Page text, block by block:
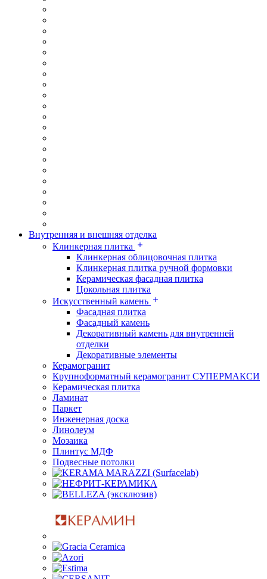
Внутренняя и внешняя отделка
Клинкерная плитка
Клинкерная облицовочная плитка
Клинкерная плитка ручной формовки
Керамическая фасадная плитка
Цокольная плитка
Искусственный камень
Фасадная плитка
Фасадный камень
Декоративный камень для внутренней
отделки
Декоративные элементы
Керамогранит
Крупноформатный керамогранит СУПЕРМАКСИ
Керамическая плитка
Ламинат
Паркет
Инженерная доска
Линолеум
Мозаика
Плинтус МДФ
Подвесные потолки